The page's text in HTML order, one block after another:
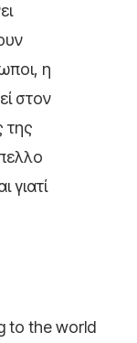
η
στον
της
γιατί
to the world